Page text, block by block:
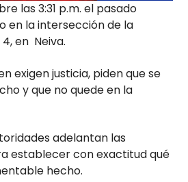
las 3:31 p.m. el pasado
en la intersección de la
en Neiva.
exigen justicia, piden que se
y que no quede en la
adelantan las
establecer con exactitud qué
hecho.